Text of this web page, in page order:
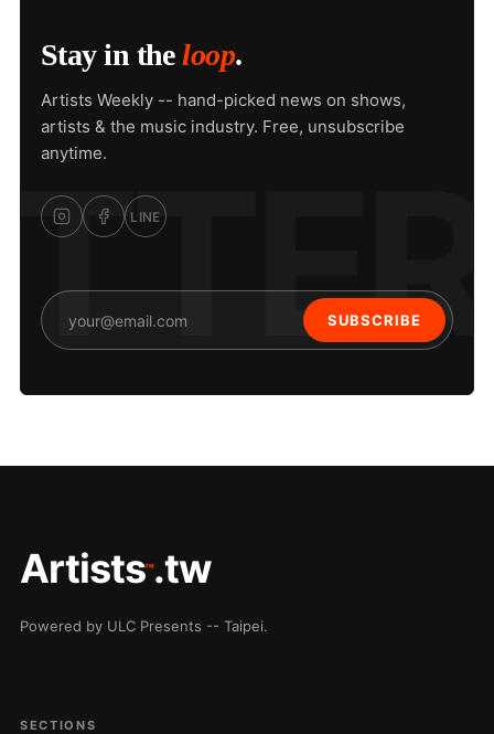
Stay in theloop.
Artists Weekly -- hand-picked news on shows,
artists & the music industry. Free, unsubscribe
anytime.
LINE
SUBSCRIBE
Artists™.tw
Powered by ULC Presents -- Taipei.
SECTIONS